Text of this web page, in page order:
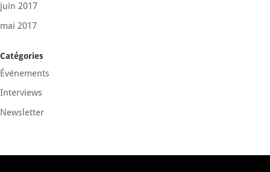
juin 2017
mai 2017
Catégories
Événements
Interviews
Newsletter